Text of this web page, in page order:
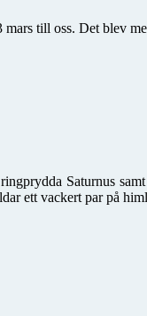
till oss. Det blev
Saturnus
ett vackert par på